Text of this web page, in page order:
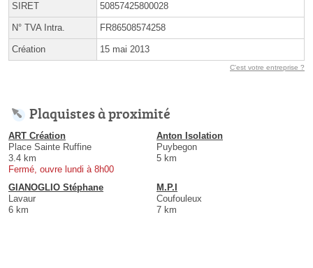
SIRET 50857425800028
N° TVA Intra. FR86508574258
Création 15 mai 2013
C'est votre entreprise ?
Plaquistes à proximité
ART Création
Place Sainte Ruffine
3.4 km
Fermé, ouvre lundi à 8h00
Anton Isolation
Puybegon
5 km
GIANOGLIO Stéphane
Lavaur
6 km
M.P.I
Coufouleux
7 km